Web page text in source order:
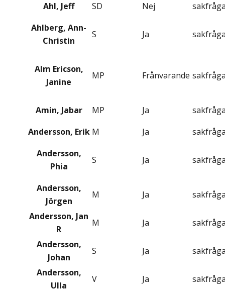
Ahl, Jeff
SD Nej
Ahlberg, Ann-
Christin
S Ja
Alm Ericson,
Janine
MP Frånvarande
Amin, Jabar MP Ja
Andersson, Erik M Ja
Andersson,
Phia
S Ja
Andersson,
Jörgen
M Ja
Andersson, Jan
R
M Ja
Andersson,
Johan
S Ja
Andersson,
Ulla
V Ja